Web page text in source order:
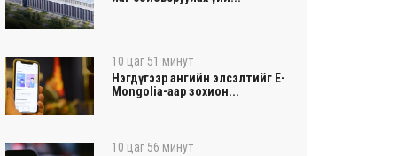
10 цаг 51 минут
Нэгдүгээр ангийн элсэлтийг E-
Mongolia-аар зохион...
10 цаг 56 минут